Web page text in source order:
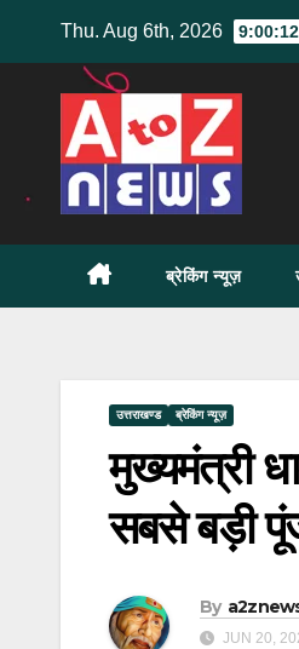
content
Thu. Aug 6th, 2026
ब्रेकिंग न्यूज़
उत्तराखण्ड ब्रेकिंग न्यूज़
मुख्यमंत्री
सबसे बड़ी
By
JUN 20,